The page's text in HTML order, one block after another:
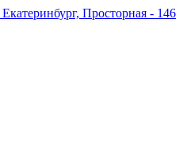
Екатеринбург, Просторная - 146